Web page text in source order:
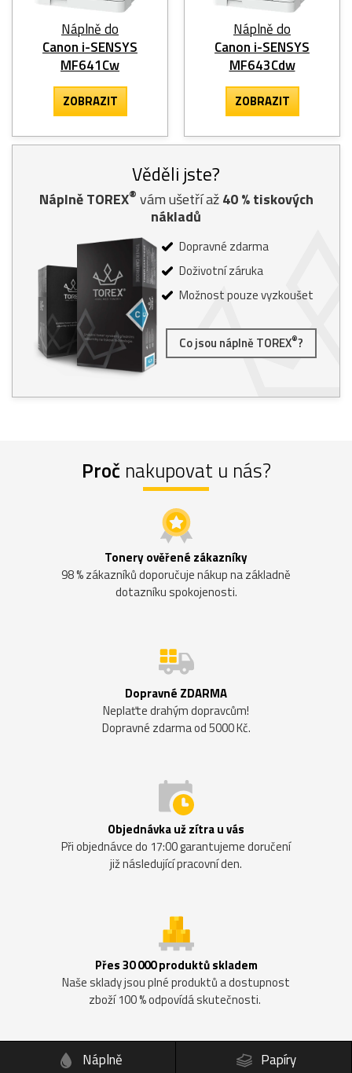
Náplně do
Canon i-SENSYS
MF641Cw
ZOBRAZIT
Náplně do
Canon i-SENSYS
MF643Cdw
ZOBRAZIT
Věděli jste?
Náplně TOREX® vám ušetří až40% tiskových
nákladů
Dopravné zdarma
Doživotní záruka
Možnost pouze vyzkoušet
Co jsou náplně TOREX®?
Proč nakupovat u nás?
Tonery ověřené zákazníky
98 % zákazníků doporučuje nákup na základně
dotazníku spokojenosti.
Dopravné ZDARMA
Neplaťte drahým dopravcům!
Dopravné zdarma od 5000 Kč.
Objednávka už zítra u vás
Při objednávce do 17:00 garantujeme doručení
již následující pracovní den.
Přes 30 000 produktů skladem
Naše sklady jsou plné produktů a dostupnost
zboží 100 % odpovídá skutečnosti.
Náplně
Papíry